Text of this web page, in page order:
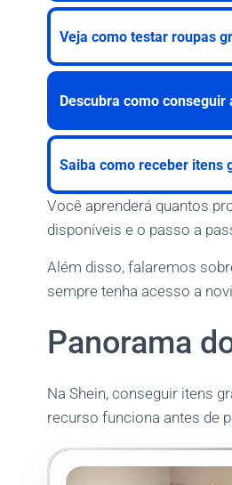
Veja como testar roupas
Descubra como
Saiba como receber itens
Você aprenderá quantos
disponíveis e o passo a
Além disso, falaremos
sempre tenha acesso a
Panorama
Na Shein, conseguir itens
recurso funciona antes de